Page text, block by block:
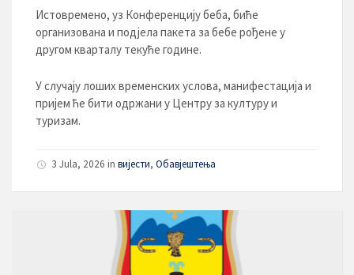
Истовремено, уз Конференцију беба, биће
организована и подјела пакета за бебе рођене у
другом кварталу текуће године.
У случају лоших временских услова, манифестација и
пријем ће бити одржани у Центру за културу и
туризам.
3 Jula, 2026 in вијести, Обавјештења